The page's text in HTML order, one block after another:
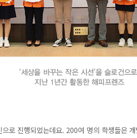
로 진행되었는데요. 200여 명의 학생들은